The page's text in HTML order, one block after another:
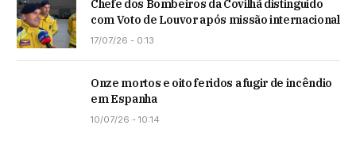
Chefe dos Bombeiros da Covilhã distinguido
com Voto de Louvor após missão internacional
17/07/26 - 0:13
Onze mortos e oito feridos a fugir de incêndio
em Espanha
10/07/26 - 10:14